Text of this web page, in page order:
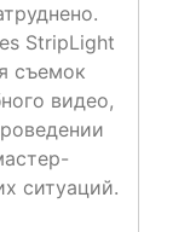
StripLight
съемок
видео,
ситуаций.